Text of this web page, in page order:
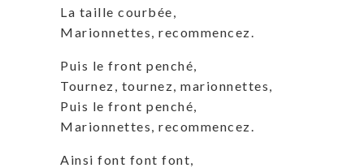
La taille courbée,
Marionnettes, recommencez.
Puis le front penché,
Tournez, tournez, marionnettes,
Puis le front penché,
Marionnettes, recommencez.
Ainsi font font font,